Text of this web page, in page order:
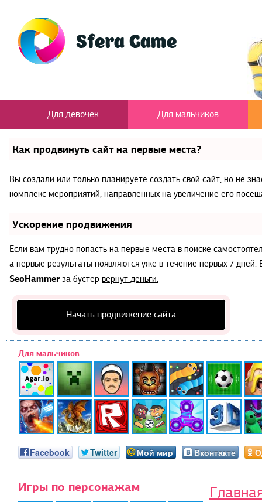
Для девочек Для мальчиков
Как продвинуть сайт на первые места?
Вы создали или только планируете создать свой сайт, но не
комплекс мероприятий, направленных на увеличение его
Ускорение продвижения
Если вам трудно попасть на первые места в поиске
а первые результаты появляются уже в течение первых 7
SeoHammerза бустер вернут деньги.
Начать продвижение сайта
Для мальчиков
Facebook Twitter Мой мир Вконтакте
Игры по персонажам